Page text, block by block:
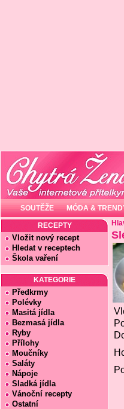
SOUTĚŽE MÓDA &
RECEPTY
Vložit nový recept
Hledat v receptech
Škola vaření
KATEGORIE
Předkrmy
Polévky
Masitá jídla
Bezmasá jídla
Ryby
Přílohy
Moučníky
Saláty
Nápoje
Sladká jídla
Vánoční recepty
Ostatní